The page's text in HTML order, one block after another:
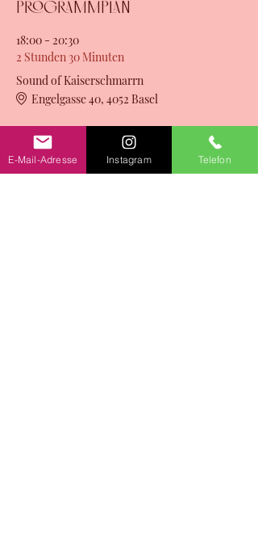
Programmplan
18:00 - 20:30
2 Stunden 30 Minuten
Sound of Kaiserschmarrn
Engelgasse 40, 4052 Basel
Alle ansehen
E-Mail-Adresse Instagram Telefon